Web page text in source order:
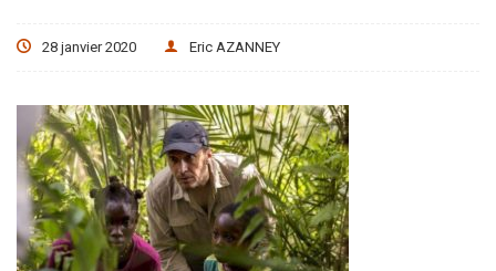
28 janvier 2020 Eric AZANNEY